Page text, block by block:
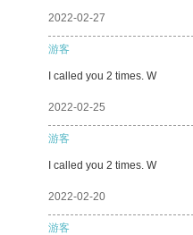
2022-02-27
游客
I called you 2 times. W
2022-02-25
游客
I called you 2 times. W
2022-02-20
游客